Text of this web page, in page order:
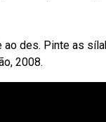
des. Pinte as
2008.